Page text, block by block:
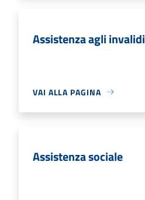
Assistenza agli invalidi
VAI ALLA PAGINA
Assistenza sociale